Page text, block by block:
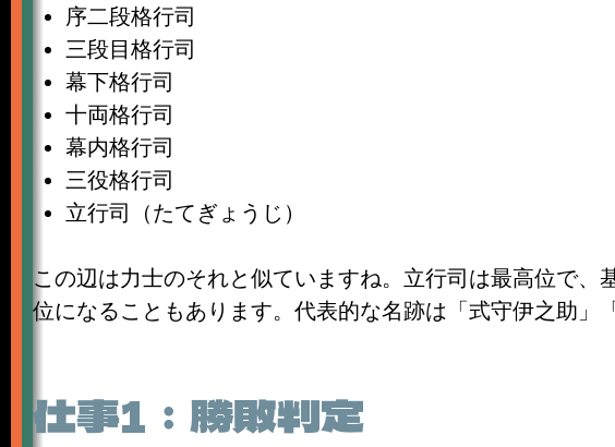
序二段格行司
三段目格行司
幕下格行司
十両格行司
幕内格行司
三役格行司
立行司（たてぎょうじ）
この辺は力士のそれと似ていますね。立行司は最高位で
位になることもあります。代表的な名跡は「式守伊之助」
仕事1：勝敗判定